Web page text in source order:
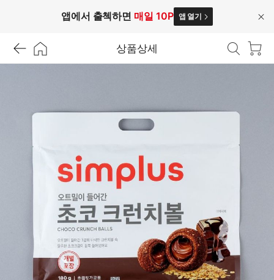
앱에서 출첵하면 매일 10P 앱 열기
닫
상품상세